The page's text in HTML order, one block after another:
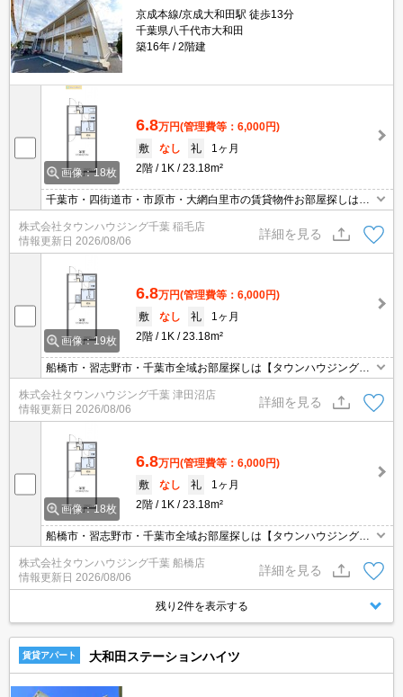
京成本線/京成大和田駅 徒歩13分
千葉県八千代市大和田
築16年
2階建
画像：18枚
6.8万円(管理費等：6,000円)
敷
なし 礼
1ヶ月
2階
1K 23.18m²
千葉市・四街道市・市原市・大網白里市の賃貸物件お部屋探しはタ
ウンハウジング稲毛店にお任せ下さい！【０４３－２９０－８０７
０】
株式会社タウンハウジング千葉 稲毛店
情報更新日 2026/08/06
詳細を見る
画像：19枚
6.8万円(管理費等：6,000円)
敷
なし 礼
1ヶ月
2階
1K 23.18m²
船橋市・習志野市・千葉市全域お部屋探しは【タウンハウジング】
にお任せください！
株式会社タウンハウジング千葉 津田沼店
情報更新日 2026/08/06
詳細を見る
画像：18枚
6.8万円(管理費等：6,000円)
敷
なし 礼
1ヶ月
2階
1K 23.18m²
船橋市・習志野市・千葉市全域お部屋探しは【タウンハウジング】
にお任せください！
株式会社タウンハウジング千葉 船橋店
情報更新日 2026/08/06
詳細を見る
残り2件を表示する
賃貸アパート 大和田ステーションハイツ